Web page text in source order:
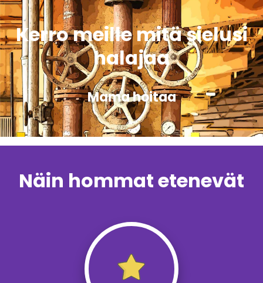
Kerro meille mitä sielusi
halajaa
Mama hoitaa
Näin hommat etenevät